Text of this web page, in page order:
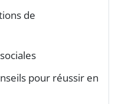
de
pour réussir en